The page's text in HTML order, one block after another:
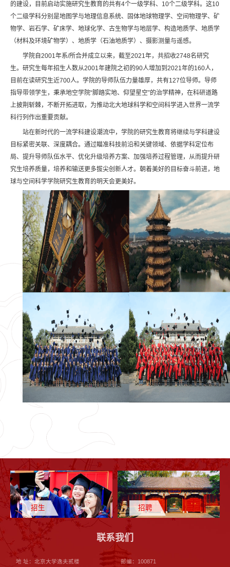
的建设，目前启动实施研究生教育的共有4个一级学科、10个二级学科。这10
个二级学科分别是地图学与地理信息系统、固体地球物理学、空间物理学、矿
物学、岩石学、矿床学、地球化学、古生物学与地层学、构造地质学、地质学
（材料及环境矿物学）、地质学（石油地质学）、摄影测量与遥感。
学院自2001年系/所合并成立以来，截至2021年，共招收2748名研究
生。研究生每年招生人数从2001年建院之初的90人增加到2021年的160人，
目前在读研究生近700人。学院的导师队伍力量雄厚，共有127位导师。导师
指导带领学生，秉承地空学院“脚踏实地、仰望星空”的治学精神，在科研道路
上披荆斩棘，不断开拓进取，为推动北大地球科学和空间科学进入世界一流学
科行列作出重要贡献。
站在新时代的一流学科建设潮流中，学院的研究生教育将继续与学科建设
目标紧密关联、深度耦合。通过瞄准科技前沿和关键领域、依据学科定位布
局、提升导师队伍水平、优化升级培养方案、加强培养过程管理，从而提升研
究生培养质量，培养和输送更多拔尖创新人才。朝着美好的目标奋斗前进，地
球与空间科学学院研究生教育的明天会更美好。
招生 招聘
联系我们
地 址：北京大学逸夫贰楼 邮编：100871